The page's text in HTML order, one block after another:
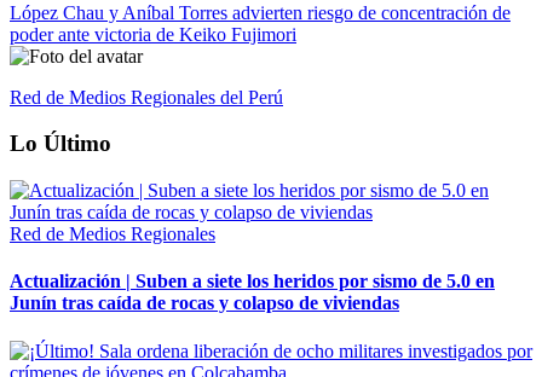
López Chau y Aníbal Torres advierten riesgo de concentración de
poder ante victoria de Keiko Fujimori
Red de Medios Regionales del Perú
Lo Último
Red de Medios Regionales
Actualización | Suben a siete los heridos por sismo de 5.0 en
Junín tras caída de rocas y colapso de viviendas